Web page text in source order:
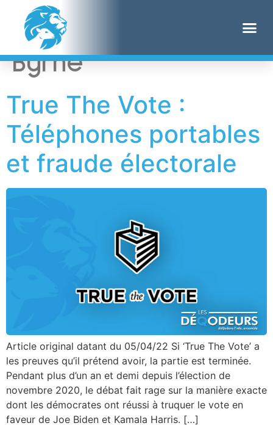
Étiquette :
Byrne
True The Vote :
Téléphones portables
et fraude électorale
Article original datant du 05/04/22 Si ‘True The Vote’ a
les preuves qu’il prétend avoir, la partie est terminée.
Pendant plus d’un an et demi depuis l’élection de
novembre 2020, le débat fait rage sur la manière exacte
dont les démocrates ont réussi à truquer le vote en
faveur de Joe Biden et Kamala Harris. […]